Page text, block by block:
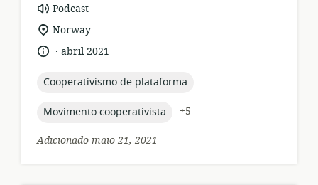
formato
de
recurso:
Podcast
local
relevância:
Norway
idioma:
.
data
publicação:
abril 2021
topic:
Cooperativismo de plataforma
topic:
Movimento cooperativista
+5
Adicionado maio 21, 2021